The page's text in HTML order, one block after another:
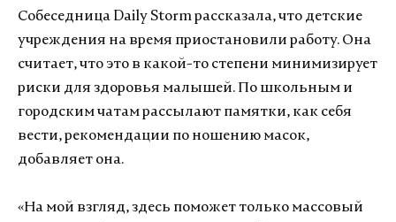
Собеседница Daily Storm рассказала, что детские
учреждения на время приостановили работу. Она
считает, что это в какой-то степени минимизирует
риски для здоровья малышей. По школьным и
городским чатам рассылают памятки, как себя
вести, рекомендации по ношению масок,
добавляет она.
«На мой взгляд, здесь поможет только массовый